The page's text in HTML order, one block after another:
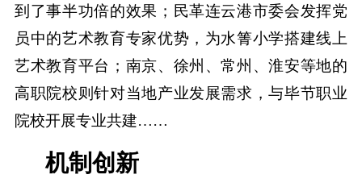
到了事半功倍的效果；民革连云港市委会发挥党
员中的艺术教育专家优势，为水箐小学搭建线上
艺术教育平台；南京、徐州、常州、淮安等地的
高职院校则针对当地产业发展需求，与毕节职业
院校开展专业共建……
机制创新